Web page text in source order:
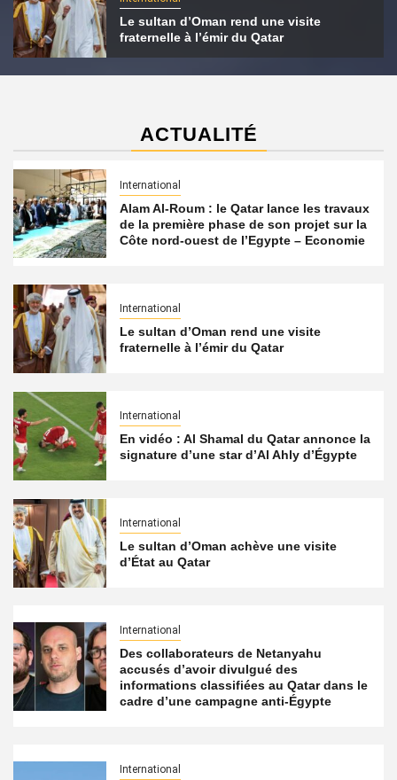
Le sultan d’Oman rend une visite
fraternelle à l’émir du Qatar
ACTUALITÉ
International
Alam Al-Roum : le Qatar lance les travaux
de la première phase de son projet sur la
Côte nord-ouest de l’Egypte – Economie
International
Le sultan d’Oman rend une visite
fraternelle à l’émir du Qatar
International
En vidéo : Al Shamal du Qatar annonce la
signature d’une star d’Al Ahly d’Égypte
International
Le sultan d’Oman achève une visite
d’État au Qatar
International
Des collaborateurs de Netanyahu
accusés d’avoir divulgué des
informations classifiées au Qatar dans le
cadre d’une campagne anti-Égypte
International